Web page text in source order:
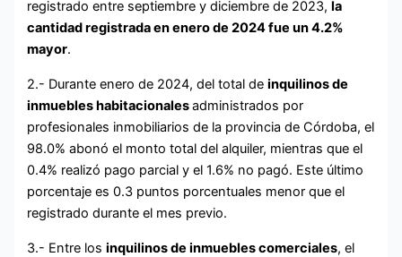
registrado entre septiembre y diciembre de 2023, la
cantidad registrada en enero de 2024 fue un 4.2%
mayor.
2.- Durante enero de 2024, del total deinquilinos de
inmuebles habitacionalesadministrados por
profesionales inmobiliarios de la provincia de Córdoba, el
98.0% abonó el monto total del alquiler, mientras que el
0.4% realizó pago parcial y el 1.6% no pagó. Este último
porcentaje es 0.3 puntos porcentuales menor que el
registrado durante el mes previo.
3.- Entre losinquilinos de inmuebles comerciales, el